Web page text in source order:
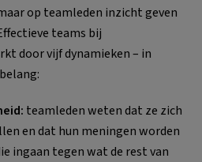
op teamleden inzicht geven
teams bij
door vijf dynamieken – in
teamleden weten dat ze zich
en dat hun meningen worden
ingaan tegen wat de rest van